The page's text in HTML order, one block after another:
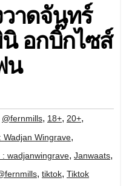
าดจันทร์
อกบิ๊กไซส์
น
@fernmills, 18+, 20+,
Wadjan Wingrave,
: wadjanwingrave, Janwaats,
, tiktok, Tiktok